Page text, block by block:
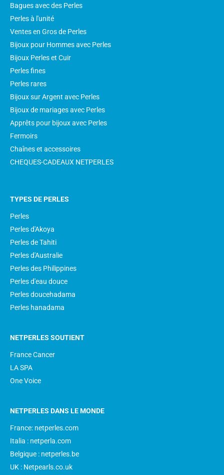
Bagues avec des Perles
Perles à l'unité
Ventes en Gros de Perles
Bijoux pour Hommes avec Perles
Bijoux Perles et Cuir
Perles fines
Perles rares
Bijoux sur Argent avec Perles
Bijoux de mariages avec Perles
Apprêts pour bijoux avec Perles
Fermoirs
Chaînes et accessoires
CHEQUES-CADEAUX NETPERLES
TYPES DE PERLES
Perles
Perles d'Akoya
Perles de Tahiti
Perles d'Australie
Perles des Philippines
Perles d'eau douce
Perles doucehadama
Perles hanadama
NETPERLES SOUTIENT
France Cancer
LA SPA
One Voice
NETPERLES DANS LE MONDE
France: netperles.com
Italia : netperla.com
Belgique : netperles.be
UK : Netpearls.co.uk